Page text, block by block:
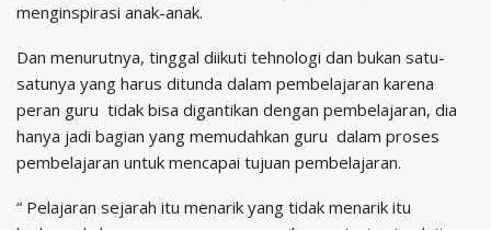
menginspirasi anak-anak.
Dan menurutnya, tinggal diikuti tehnologi dan bukan satu-
satunya yang harus ditunda dalam pembelajaran karena
peran guru tidak bisa digantikan dengan pembelajaran, dia
hanya jadi bagian yang memudahkan guru dalam proses
pembelajaran untuk mencapai tujuan pembelajaran.
“ Pelajaran sejarah itu menarik yang tidak menarik itu